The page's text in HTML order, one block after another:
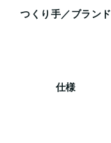
つくり手／ブランド
仕様